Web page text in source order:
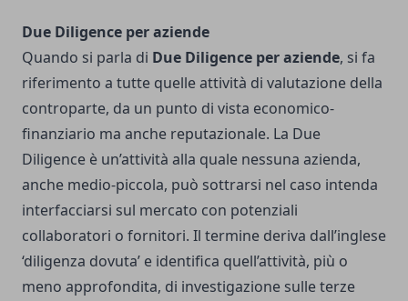
Due Diligence per aziende
Quando si parla di Due Diligence per aziende, si fa
riferimento a tutte quelle attività di valutazione della
controparte, da un punto di vista economico-
finanziario ma anche reputazionale. La Due
Diligence è un’attività alla quale nessuna azienda,
anche medio-piccola, può sottrarsi nel caso intenda
interfacciarsi sul mercato con potenziali
collaboratori o fornitori. Il termine deriva dall’inglese
‘diligenza dovuta’ e identifica quell’attività, più o
meno approfondita, di investigazione sulle terze